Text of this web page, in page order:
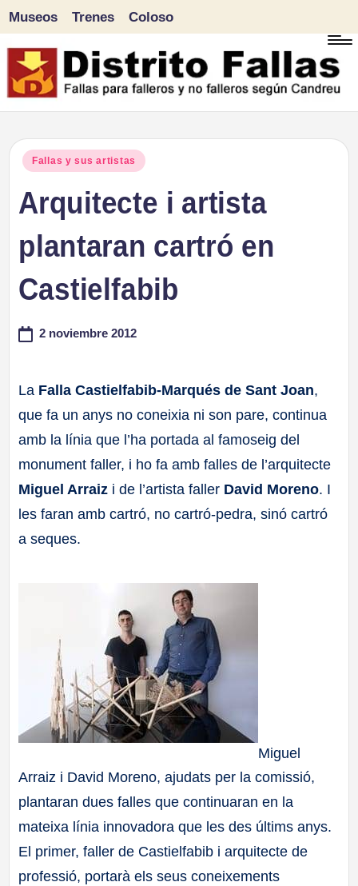
Saltar
al
Museos Trenes Coloso
Publicado
Fallas y sus artistas
Arquitecte i artista
plantaran cartró en
Castielfabib
2 noviembre 2012
La Falla Castielfabib-Marqués de Sant Joan,
que fa un anys no coneixia ni son pare, continua
amb la línia que l’ha portada al famoseig del
monument faller, i ho fa amb falles de l’arquitecte
Miguel Arraiz i de l’artista faller David Moreno. I
les faran amb cartró, no cartró-pedra, sinó cartró
a seques.
Miguel
Arraiz i David Moreno, ajudats per la comissió,
plantaran dues falles que continuaran en la
mateixa línia innovadora que les des últims anys.
El primer, faller de Castielfabib i arquitecte de
professió, portarà els seus coneixements